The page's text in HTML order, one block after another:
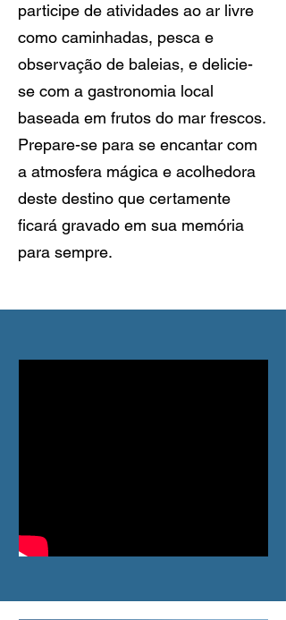
participe de atividades ao ar livre
como caminhadas, pesca e
observação de baleias, e delicie-
se com a gastronomia local
baseada em frutos do mar frescos.
Prepare-se para se encantar com
a atmosfera mágica e acolhedora
deste destino que certamente
ficará gravado em sua memória
para sempre.